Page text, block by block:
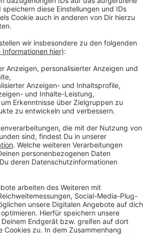
Konto
0150 0030 1021 98
Spende Brand
an "Freunde" senden, an die E-Mail
Spende Brand